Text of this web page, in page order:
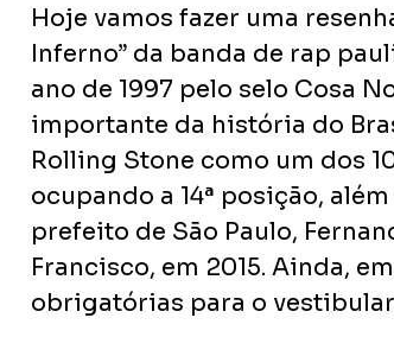
Hoje vamos fazer uma
Inferno” da banda de rap
ano de 1997 pelo selo Cosa
importante da história do
Rolling Stone como um dos
ocupando a 14ª posição,
prefeito de São Paulo,
Francisco, em 2015. Ainda,
obrigatórias para o